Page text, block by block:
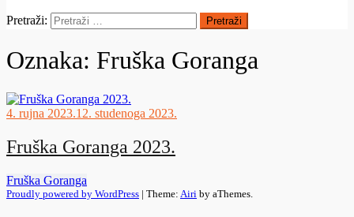
Pretraži:
Oznaka: Fruška Goranga
4. rujna 2023.12. studenoga 2023.
Fruška Goranga 2023.
Fruška Goranga
Proudly powered by WordPress | Theme: Airi by aThemes.